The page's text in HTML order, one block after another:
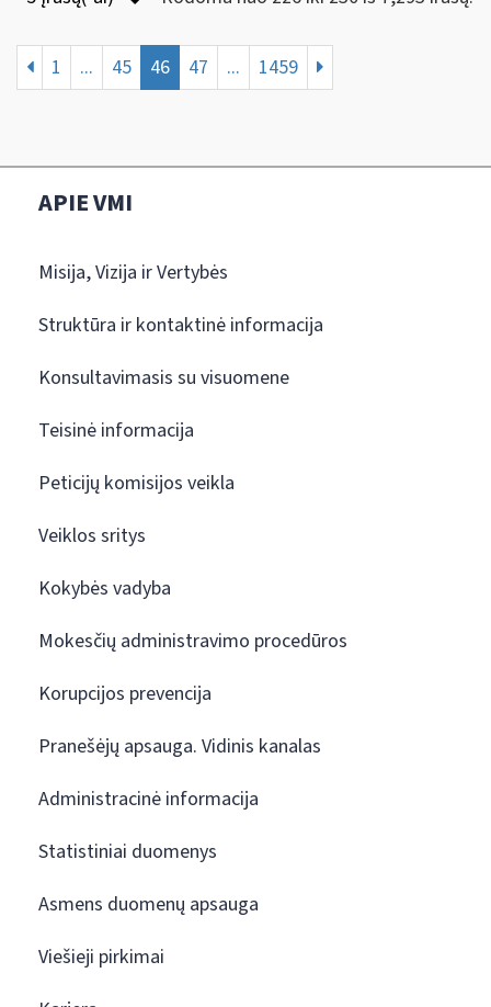
1 ... 45 46 47 ... 1459
APIE VMI
Misija, Vizija ir Vertybės
Struktūra ir kontaktinė informacija
Konsultavimasis su visuomene
Teisinė informacija
Peticijų komisijos veikla
Veiklos sritys
Kokybės vadyba
Mokesčių administravimo procedūros
Korupcijos prevencija
Pranešėjų apsauga. Vidinis kanalas
Administracinė informacija
Statistiniai duomenys
Asmens duomenų apsauga
Viešieji pirkimai